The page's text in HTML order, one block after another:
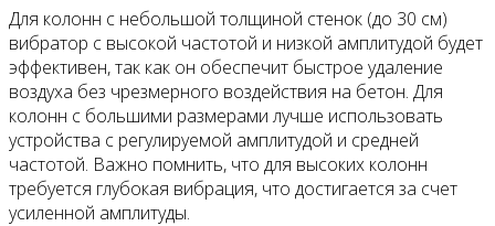
Для колонн с небольшой толщиной стенок (до 30 см)
вибратор с высокой частотой и низкой амплитудой будет
эффективен, так как он обеспечит быстрое удаление
воздуха без чрезмерного воздействия на бетон. Для
колонн с большими размерами лучше использовать
устройства с регулируемой амплитудой и средней
частотой. Важно помнить, что для высоких колонн
требуется глубокая вибрация, что достигается за счет
усиленной амплитуды.